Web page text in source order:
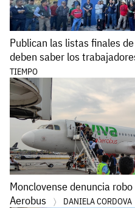
Publican las listas finales
deben saber los
TIEMPO
Monclovense denuncia
Aerobus
DANIELA CORDOVA